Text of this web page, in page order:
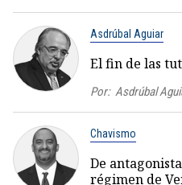
Asdrúbal Aguiar
El fin de las
Por: Asdrúbal
Chavismo
De
régimen de